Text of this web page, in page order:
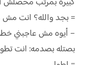
= بجد والله؟ انت
– أيوه مش عاجبني
بصتله بصدمه: انت